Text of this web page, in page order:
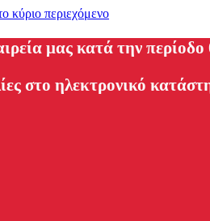
κύριο περιεχόμενο
μας κατά την
στο ηλεκτρονικό